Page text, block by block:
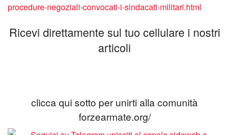
procedure-negoziali-convocati-i-sindacati-militari.html
Ricevi direttamente sul tuo cellulare i nostri
articoli
clicca qui sotto per unirti alla comunità
forzearmate.org/